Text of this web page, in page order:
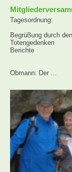
Tagesordnung:
Begrüßung durch
Totengedenken
Berichte
Obmann: Der ...